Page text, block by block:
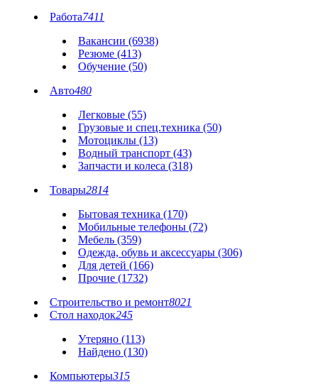
Работа7411
Вакансии (6938)
Резюме (413)
Обучение (50)
Авто480
Легковые (55)
Грузовые и спец.техника (50)
Мотоциклы (13)
Водный транспорт (43)
Запчасти и колеса (318)
Товары2814
Бытовая техника (170)
Мобильные телефоны (72)
Мебель (359)
Одежда, обувь и аксессуары (306)
Для детей (166)
Прочие (1732)
Строительство и ремонт8021
Стол находок245
Утеряно (113)
Найдено (130)
Компьютеры315